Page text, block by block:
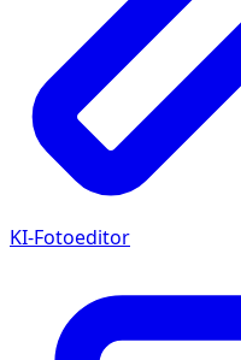
KI-Fotoeditor